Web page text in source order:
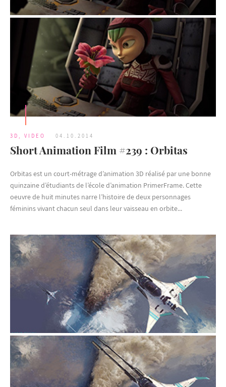
3D VIDEO 04.10.2014
Short Animation Film #239 : Orbitas
Orbitas est un court-métrage d’animation 3D réalisé par une bonne
quinzaine d’étudiants de l’école d’animation PrimerFrame. Cette
oeuvre de huit minutes narre l’histoire de deux personnages
féminins vivant chacun seul dans leur vaisseau en orbite...